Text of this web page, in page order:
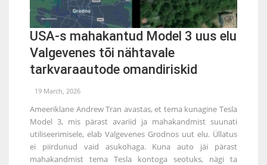
USA-s mahakantud Model 3 uus elu
Valgevenes tõi nähtavale
tarkvaraautode omandiriskid
19 March, 2026
Ameeriklane Andrew Tran avastas, et tema kunagine Tesla
Model 3, mis pärast avariid ja mahakandmist suunati
utiliseerimisele, elab Valgevenes Grodnos uut elu. Üllatus
ei piirdunud vaid asukohaga. Kuna auto jäi pärast
mahakandmist tema Tesla kontoga seotuks, nägi ta